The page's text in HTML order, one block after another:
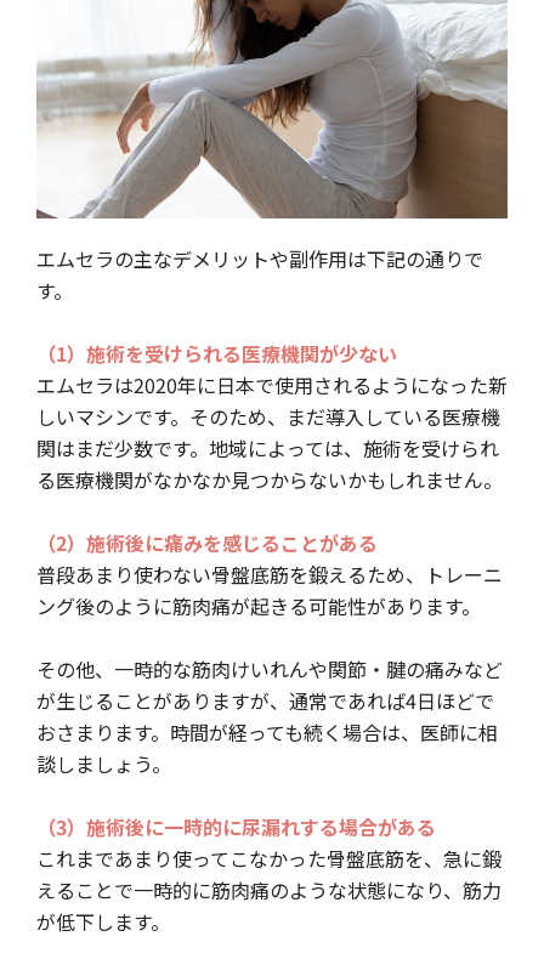
エムセラの主なデメリットや副作用は下記の通りで
す。
（1）施術を受けられる医療機関が少ない
エムセラは2020年に日本で使用されるようになった新
しいマシンです。そのため、まだ導入している医療機
関はまだ少数です。地域によっては、施術を受けられ
る医療機関がなかなか見つからないかもしれません。
（2）施術後に痛みを感じることがある
普段あまり使わない骨盤底筋を鍛えるため、トレーニ
ング後のように筋肉痛が起きる可能性があります。
その他、一時的な筋肉けいれんや関節・腱の痛みなど
が生じることがありますが、通常であれば4日ほどで
おさまります。時間が経っても続く場合は、医師に相
談しましょう。
（3）施術後に一時的に尿漏れする場合がある
これまであまり使ってこなかった骨盤底筋を、急に鍛
えることで一時的に筋肉痛のような状態になり、筋力
が低下します。